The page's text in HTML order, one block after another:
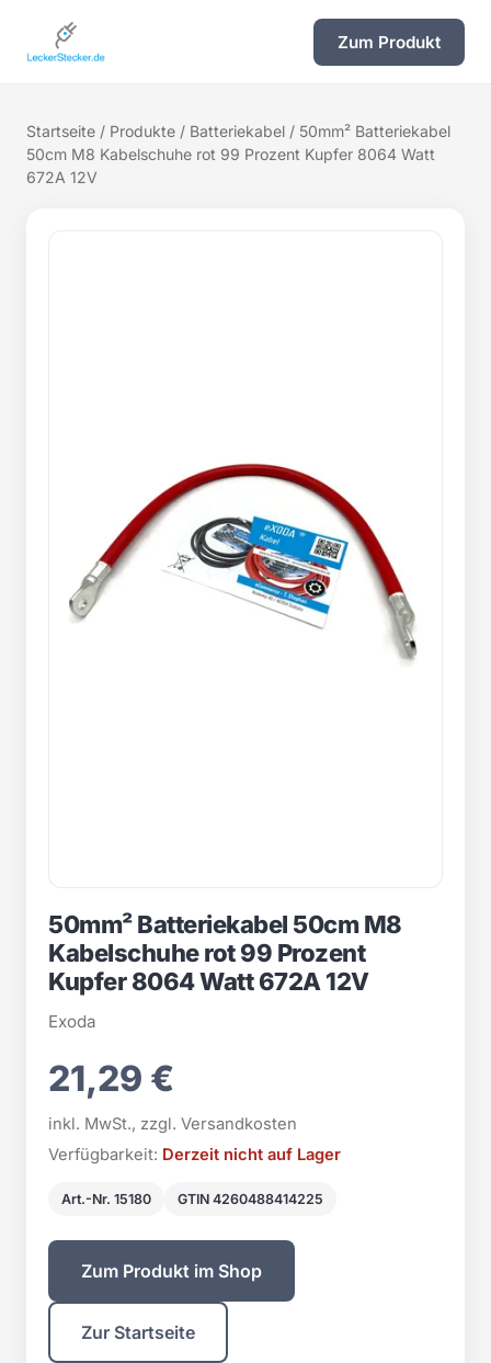
Zum Produkt
Startseite / Produkte / Batteriekabel / 50mm² Batteriekabel
50cm M8 Kabelschuhe rot 99 Prozent Kupfer 8064 Watt
672A 12V
50mm² Batteriekabel 50cm M8
Kabelschuhe rot 99 Prozent
Kupfer 8064 Watt 672A 12V
Exoda
21,29 €
inkl. MwSt., zzgl. Versandkosten
Verfügbarkeit: Derzeit nicht auf Lager
Art.-Nr. 15180 GTIN 4260488414225
Zum Produkt im Shop
Zur Startseite